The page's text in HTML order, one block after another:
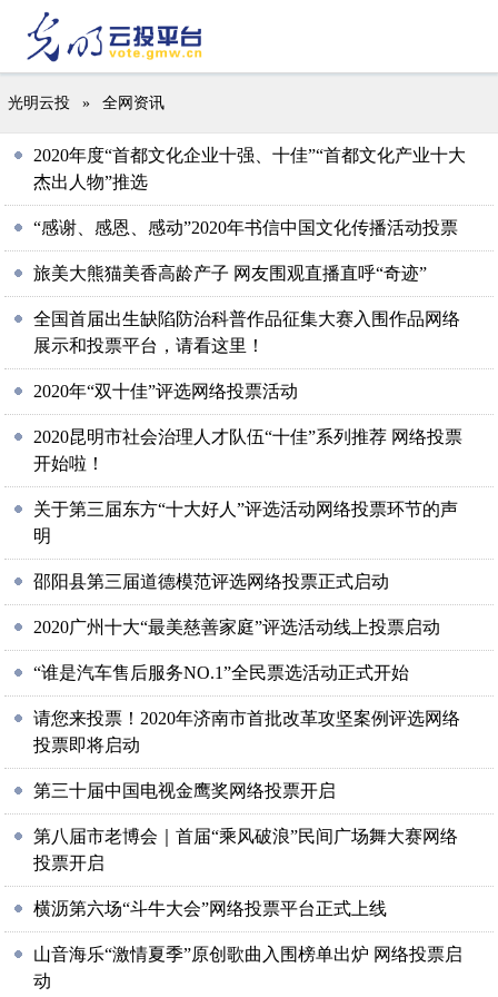
光明云投 » 全网资讯
2020年度“首都文化企业十强、十佳”“首都文化产业十大
杰出人物”推选
“感谢、感恩、感动”2020年书信中国文化传播活动投票
旅美大熊猫美香高龄产子 网友围观直播直呼“奇迹”
全国首届出生缺陷防治科普作品征集大赛入围作品网络
展示和投票平台，请看这里！
2020年“双十佳”评选网络投票活动
2020昆明市社会治理人才队伍“十佳”系列推荐 网络投票
开始啦！
关于第三届东方“十大好人”评选活动网络投票环节的声
明
邵阳县第三届道德模范评选网络投票正式启动
2020广州十大“最美慈善家庭”评选活动线上投票启动
“谁是汽车售后服务NO.1”全民票选活动正式开始
请您来投票！2020年济南市首批改革攻坚案例评选网络
投票即将启动
第三十届中国电视金鹰奖网络投票开启
第八届市老博会｜首届“乘风破浪”民间广场舞大赛网络
投票开启
横沥第六场“斗牛大会”网络投票平台正式上线
山音海乐“激情夏季”原创歌曲入围榜单出炉 网络投票启
动